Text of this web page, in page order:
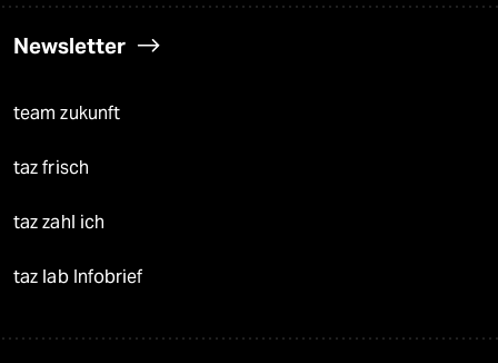
Newsletter
team zukunft
taz frisch
taz zahl ich
taz lab Infobrief